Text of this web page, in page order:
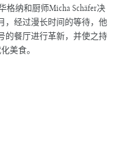
格纳和厨师Micha Schäfer决
，经过漫长时间的等待，他
的餐厅进行革新，并使之持
美食。